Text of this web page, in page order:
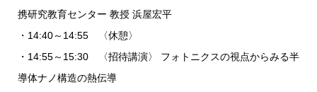
携研究教育センター 教授 浜屋宏平
・14:40～14:55 〈休憩〉
・14:55～15:30 〈招待講演〉 フォトニクスの視点からみる半
導体ナノ構造の熱伝導